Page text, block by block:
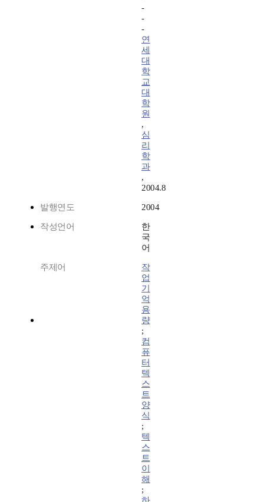
-
-
-
연
세
대
학
교
대
학
원
,
심
리
학
과
,
2004.8
발행연도 2004
작성언어
한
국
어
주제어
작
업
기
억
용
량
;
컴
퓨
터
텍
스
트
양
식
;
텍
스
트
이
해
;